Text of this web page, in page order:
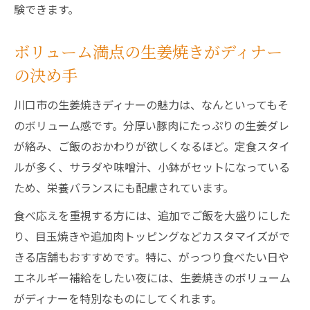
験できます。
ボリューム満点の生姜焼きがディナー
の決め手
川口市の生姜焼きディナーの魅力は、なんといってもそ
のボリューム感です。分厚い豚肉にたっぷりの生姜ダレ
が絡み、ご飯のおかわりが欲しくなるほど。定食スタイ
ルが多く、サラダや味噌汁、小鉢がセットになっている
ため、栄養バランスにも配慮されています。
食べ応えを重視する方には、追加でご飯を大盛りにした
り、目玉焼きや追加肉トッピングなどカスタマイズがで
きる店舗もおすすめです。特に、がっつり食べたい日や
エネルギー補給をしたい夜には、生姜焼きのボリューム
がディナーを特別なものにしてくれます。